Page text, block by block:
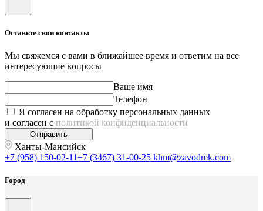
Оставьте свои контакты
Мы свяжемся с вами в ближайшее время и ответим на все
интересующие вопросы
Ваше имя
Телефон
Я согласен на обработку персональных данных
и согласен с политикой конфиденциальности
Отправить
Ханты-Мансийск
+7 (958) 150-02-11+7 (3467) 31-00-25 khm@zavodmk.com
Город